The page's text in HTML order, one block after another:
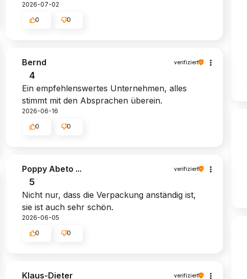
2026-07-02
0 0
Bernd verifiziert
4
Ein empfehlenswertes Unternehmen, alles
stimmt mit den Absprachen überein.
2026-06-16
0 0
Poppy Abeto ... verifiziert
5
Nicht nur, dass die Verpackung anständig ist,
sie ist auch sehr schön.
2026-06-05
0 0
Klaus-Dieter verifiziert